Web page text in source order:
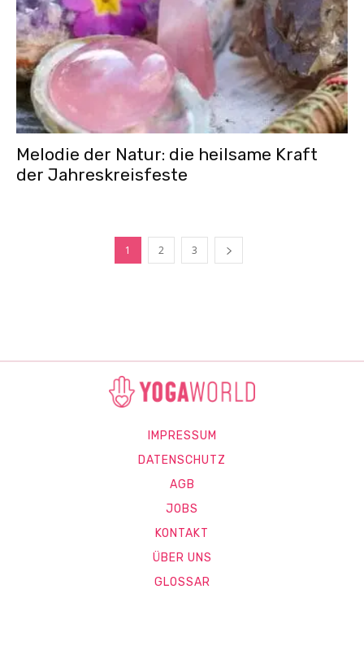
Melodie der Natur: die heilsame Kraft
der Jahreskreisfeste
1 2 3
IMPRESSUM
DATENSCHUTZ
AGB
JOBS
KONTAKT
ÜBER UNS
GLOSSAR